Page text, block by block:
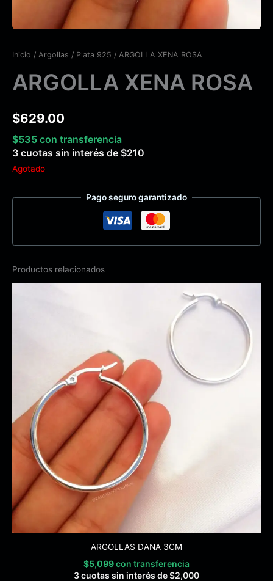
Inicio / Argollas / Plata 925 / ARGOLLA XENA ROSA
ARGOLLA XENA ROSA
$629.00
$535 con transferencia
3 cuotas sin interés de $210
Agotado
Pago seguro garantizado
Productos relacionados
ARGOLLAS DANA 3CM
$5,099con transferencia
3 cuotas sin interés de$2,000